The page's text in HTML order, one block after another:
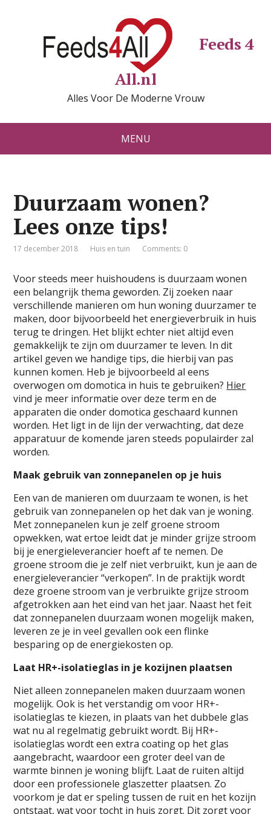
Feeds 4
All.nl
Alles Voor De Moderne Vrouw
MENU
Duurzaam wonen?
Lees onze tips!
17 december 2018 Huis en tuin Comments: 0
Voor steeds meer huishoudens is duurzaam wonen
een belangrijk thema geworden. Zij zoeken naar
verschillende manieren om hun woning duurzamer te
maken, door bijvoorbeeld het energieverbruik in huis
terug te dringen. Het blijkt echter niet altijd even
gemakkelijk te zijn om duurzamer te leven. In dit
artikel geven we handige tips, die hierbij van pas
kunnen komen. Heb je bijvoorbeeld al eens
overwogen om domotica in huis te gebruiken? Hier
vind je meer informatie over deze term en de
apparaten die onder domotica geschaard kunnen
worden. Het ligt in de lijn der verwachting, dat deze
apparatuur de komende jaren steeds populairder zal
worden.
Maak gebruik van zonnepanelen op je huis
Een van de manieren om duurzaam te wonen, is het
gebruik van zonnepanelen op het dak van je woning.
Met zonnepanelen kun je zelf groene stroom
opwekken, wat ertoe leidt dat je minder grijze stroom
bij je energieleverancier hoeft af te nemen. De
groene stroom die je zelf niet verbruikt, kun je aan de
energieleverancier “verkopen”. In de praktijk wordt
deze groene stroom van je verbruikte grijze stroom
afgetrokken aan het eind van het jaar. Naast het feit
dat zonnepanelen duurzaam wonen mogelijk maken,
leveren ze je in veel gevallen ook een flinke
besparing op de energiekosten op.
Laat HR+-isolatieglas in je kozijnen plaatsen
Niet alleen zonnepanelen maken duurzaam wonen
mogelijk. Ook is het verstandig om voor HR+-
isolatieglas te kiezen, in plaats van het dubbele glas
wat nu al regelmatig gebruikt wordt. Bij HR+-
isolatieglas wordt een extra coating op het glas
aangebracht, waardoor een groter deel van de
warmte binnen je woning blijft. Laat de ruiten altijd
door een professionele glaszetter plaatsen. Zo
voorkom je dat er speling tussen de ruit en het kozijn
ontstaat, wat voor tocht in huis zorgt. Dit zorgt voor